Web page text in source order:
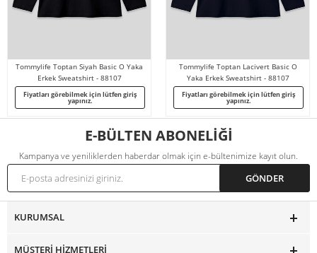
Tommylife Toptan Siyah Basic O Yaka
Erkek Sweatshirt - 88107
Fiyatları görebilmek için lütfen giriş
yapınız.
Tommylife Toptan Lacivert Basic O
Yaka Erkek Sweatshirt - 88107
Fiyatları görebilmek için lütfen giriş
yapınız.
E-BÜLTEN ABONELİĞİ
Kampanya ve yeniliklerden haberdar olmak için e-bültenimize kayıt olun.
KURUMSAL
MÜŞTERI HIZMETLERI